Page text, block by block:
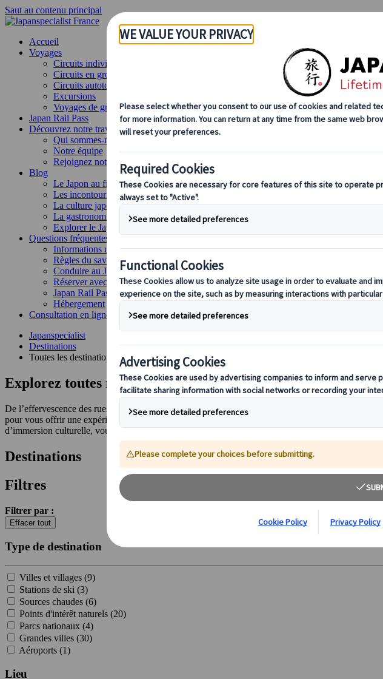
Saut au contenu principal
Accueil
Voyages
Circuits individuels
Circuits en groupe
Circuits autotours
Excursions
Voyages de groupe sur mesure
Japan Rail Pass
Découvrez notre travail
Qui sommes-nous ?
Notre équipe
Rejoignez notre équipe
Blog
Le Japon au fil des saisons
Les incontournables du Japon
La culture japonaise
La gastronomie japonaise
Explorer le Japon en train
Questions fréquentes
Informations utiles
Règles du savoir-vivre au Japon
Conduire au Japon
Réserver avec nous
Japan Rail Pass
Hébergement
Consultation en ligne
Japanspecialist
Destinations
Toutes les destinations
Explorez toutes nos destinations et attractions
De l’effervescence des rues de Tokyo à la sérénité des villes thermales, en passant par la majesté
pour vous offrir une expérience unique. Vous rêvez d’élargir vos horizons ? Nous proposons
d’immersion culturelle, vous trouverez ici l’inspiration pour façonner le voyage qui vous ressemble.
Destinations
Filtres
Filtrer par :
Effacer tout
Type de destination
Villes et villages (9)
Stations de ski (3)
Sources chaudes (6)
Points d'intérêt naturels (20)
Parcs nationaux (4)
Grandes villes (30)
Aéroports (1)
Lieu